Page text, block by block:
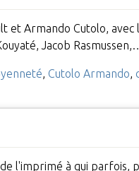
et Armando Cutolo,
Jacob Rasmussen,…
Cutolo Armando
à qui parfois,